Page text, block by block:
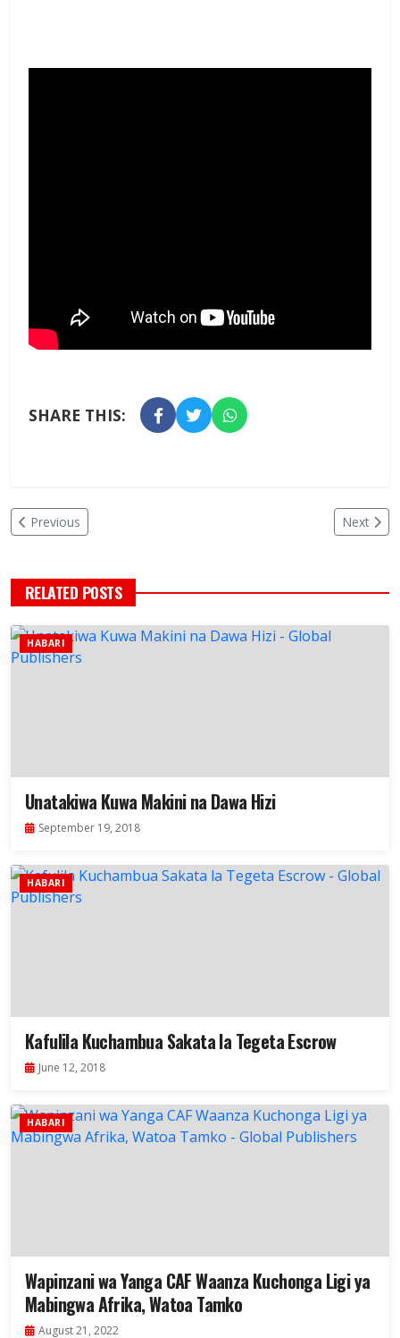
SHARE THIS:
Previous Next
RELATED POSTS
HABARI
Unatakiwa Kuwa Makini na Dawa Hizi
September 19, 2018
HABARI
Kafulila Kuchambua Sakata la Tegeta Escrow
June 12, 2018
HABARI
Wapinzani wa Yanga CAF Waanza Kuchonga Ligi ya
Mabingwa Afrika, Watoa Tamko
August 21, 2022